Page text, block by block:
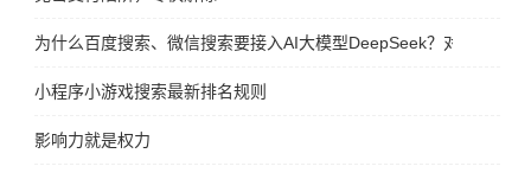
为什么百度搜索、微信搜索要接入AI大模型DeepSeek？对谁更有好
小程序小游戏搜索最新排名规则
影响力就是权力